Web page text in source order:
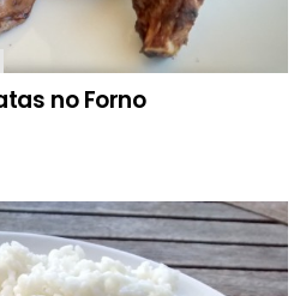
no Forno